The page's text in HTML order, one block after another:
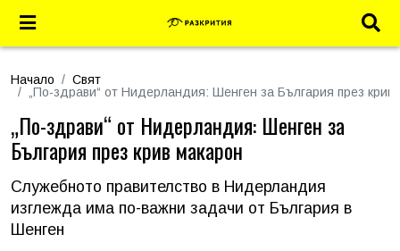
Начало
Свят
„По-здрави“ от Нидерландия: Шенген за България през крив
„По-здрави“ от Нидерландия: Шенген за
България през крив макарон
Служебното правителство в Нидерландия
изглежда има по-важни задачи от България в
Шенген